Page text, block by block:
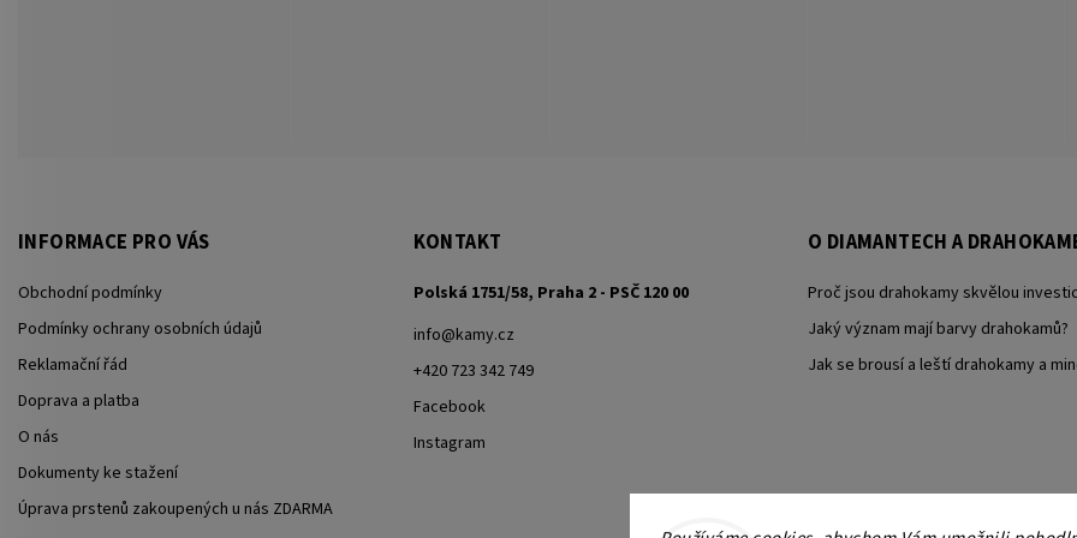
INFORMACE PRO VÁS
Obchodní podmínky
Podmínky ochrany osobních údajů
Reklamační řád
Doprava a platba
O nás
Dokumenty ke stažení
Úprava prstenů zakoupených u nás ZDARMA
KONTAKT
Polská 1751/58, Praha 2 - PSČ 120 00
info@kamy.cz
+420 723 342 749
Facebook
Instagram
O DIAMANTECH A
Proč jsou drahokamy skvělou
Jaký význam mají barvy drahokamů?
Jak se brousí a leští drahokamy a